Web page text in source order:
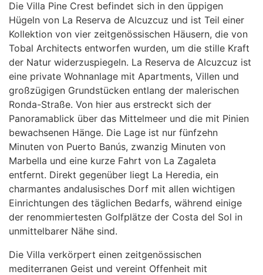
Die Villa Pine Crest befindet sich in den üppigen
Hügeln von La Reserva de Alcuzcuz und ist Teil einer
Kollektion von vier zeitgenössischen Häusern, die von
Tobal Architects entworfen wurden, um die stille Kraft
der Natur widerzuspiegeln. La Reserva de Alcuzcuz ist
eine private Wohnanlage mit Apartments, Villen und
großzügigen Grundstücken entlang der malerischen
Ronda-Straße. Von hier aus erstreckt sich der
Panoramablick über das Mittelmeer und die mit Pinien
bewachsenen Hänge. Die Lage ist nur fünfzehn
Minuten von Puerto Banús, zwanzig Minuten von
Marbella und eine kurze Fahrt von La Zagaleta
entfernt. Direkt gegenüber liegt La Heredia, ein
charmantes andalusisches Dorf mit allen wichtigen
Einrichtungen des täglichen Bedarfs, während einige
der renommiertesten Golfplätze der Costa del Sol in
unmittelbarer Nähe sind.
Die Villa verkörpert einen zeitgenössischen
mediterranen Geist und vereint Offenheit mit